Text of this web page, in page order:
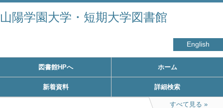
山陽学園大学・短期大学図書館
English
図書館HPへ ホーム
新着資料 詳細検索
すべて見る